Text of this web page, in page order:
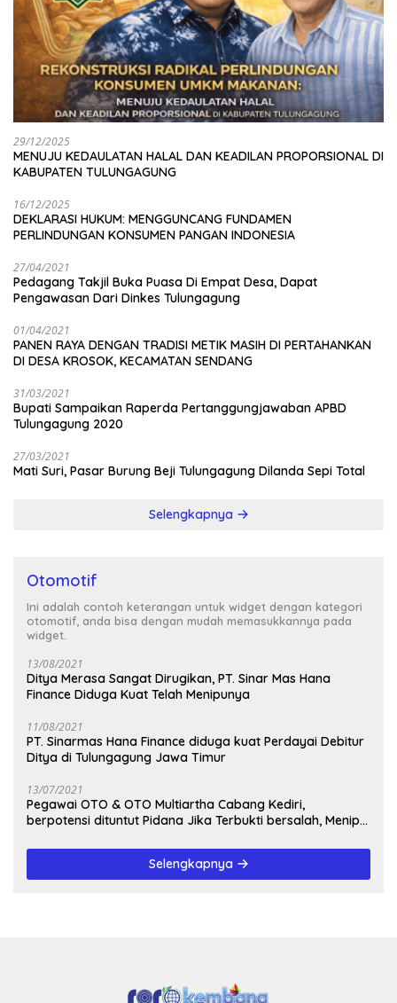
29/12/2025
MENUJU KEDAULATAN HALAL DAN KEADILAN PROPORSIONAL DI
KABUPATEN TULUNGAGUNG
16/12/2025
DEKLARASI HUKUM: MENGGUNCANG FUNDAMEN
PERLINDUNGAN KONSUMEN PANGAN INDONESIA
27/04/2021
Pedagang Takjil Buka Puasa Di Empat Desa, Dapat
Pengawasan Dari Dinkes Tulungagung
01/04/2021
PANEN RAYA DENGAN TRADISI METIK MASIH DI PERTAHANKAN
DI DESA KROSOK, KECAMATAN SENDANG
31/03/2021
Bupati Sampaikan Raperda Pertanggungjawaban APBD
Tulungagung 2020
27/03/2021
Mati Suri, Pasar Burung Beji Tulungagung Dilanda Sepi Total
Selengkapnya
Otomotif
Ini adalah contoh keterangan untuk widget dengan kategori
otomotif, anda bisa dengan mudah memasukkannya pada
widget.
13/08/2021
Ditya Merasa Sangat Dirugikan, PT. Sinar Mas Hana
Finance Diduga Kuat Telah Menipunya
11/08/2021
PT. Sinarmas Hana Finance diduga kuat Perdayai Debitur
Ditya di Tulungagung Jawa Timur
13/07/2021
Pegawai OTO & OTO Multiartha Cabang Kediri,
berpotensi dituntut Pidana Jika Terbukti bersalah, Menipu
Selengkapnya